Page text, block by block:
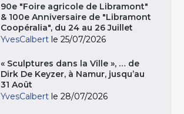
90e "Foire agricole de Libramont"
& 100e Anniversaire de "Libramont
Coopéralia", du 24 au 26 Juillet
YvesCalbert le 25/07/2026
« Sculptures dans la Ville », … de
Dirk De Keyzer, à Namur, jusqu’au
31 Août
YvesCalbert le 28/07/2026